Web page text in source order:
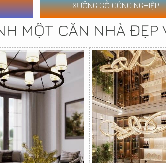
XƯỞNG GỖ CÔNG NGHIỆP
MỘT CĂN NHÀ ĐẸP